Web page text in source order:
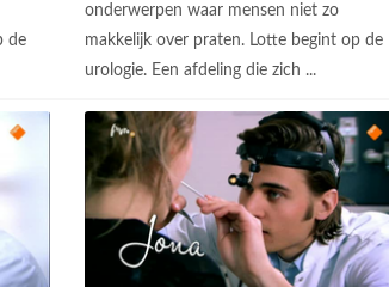
de
onderwerpen waar mensen niet zo
makkelijk over praten. Lotte begint op de
urologie. Een afdeling die zich ...